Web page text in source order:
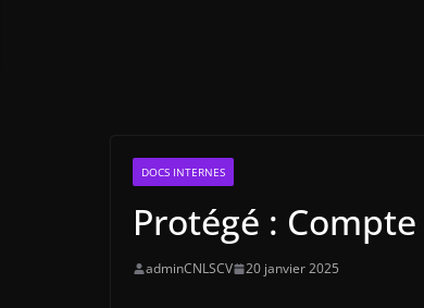
DOCS INTERNES
Protégé :
adminCNLSCV
20 janvier 2025